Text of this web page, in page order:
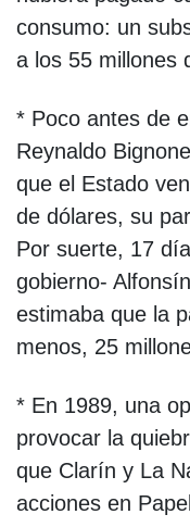
consumo: un
a los 55 millones
* Poco antes de
Reynaldo
que el Estado
de dólares, su
Por suerte, 17
gobierno-
estimaba que la
menos, 25
* En 1989, una
provocar la
que Clarín y La
acciones en